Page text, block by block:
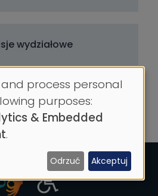
wydziałowe
Rada Studentów
process personal
purposes:
& Embedded
.
Odrzuć Akceptuj